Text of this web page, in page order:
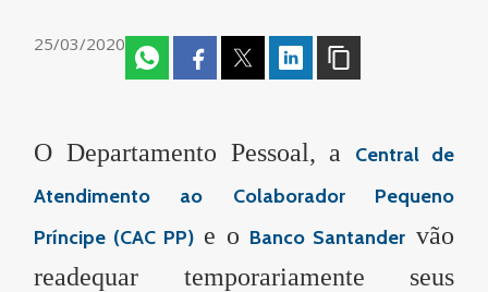
25/03/2020
O Departamento Pessoal, a
Central de
Atendimento ao Colaborador Pequeno
Príncipe (CAC PP) e o Banco Santander vão
readequar temporariamente
seus